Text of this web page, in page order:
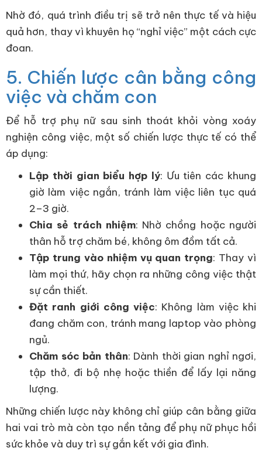
Nhờ đó, quá trình điều trị sẽ trở nên thực tế và hiệu
quả hơn, thay vì khuyên họ “nghỉ việc” một cách cực
đoan.
5. Chiến lược cân bằng công
việc và chăm con
Để hỗ trợ phụ nữ sau sinh thoát khỏi vòng xoáy
nghiện công việc, một số chiến lược thực tế có thể
áp dụng:
Lập thời gian biểu hợp lý: Ưu tiên các khung
giờ làm việc ngắn, tránh làm việc liên tục quá
2–3 giờ.
Chia sẻ trách nhiệm: Nhờ chồng hoặc người
thân hỗ trợ chăm bé, không ôm đồm tất cả.
Tập trung vào nhiệm vụ quan trọng: Thay vì
làm mọi thứ, hãy chọn ra những công việc thật
sự cần thiết.
Đặt ranh giới công việc: Không làm việc khi
đang chăm con, tránh mang laptop vào phòng
ngủ.
Chăm sóc bản thân: Dành thời gian nghỉ ngơi,
tập thở, đi bộ nhẹ hoặc thiền để lấy lại năng
lượng.
Những chiến lược này không chỉ giúp cân bằng giữa
hai vai trò mà còn tạo nền tảng để phụ nữ phục hồi
sức khỏe và duy trì sự gắn kết với gia đình.